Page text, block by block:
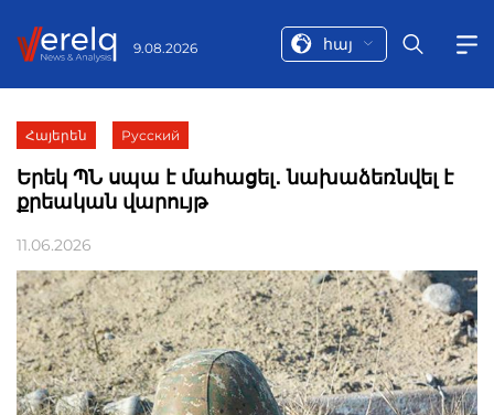
9.08.2026 հայ
Հայերեն Русский
Երեկ ՊՆ սպա է մահացել․ նախաձեռնվել է
քրեական վարույթ
11.06.2026